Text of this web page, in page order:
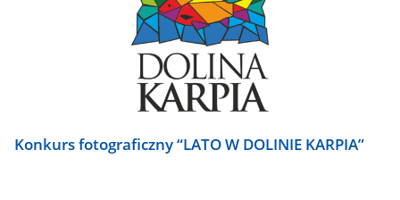
Konkurs fotograficzny “LATO W DOLINIE KARPIA”